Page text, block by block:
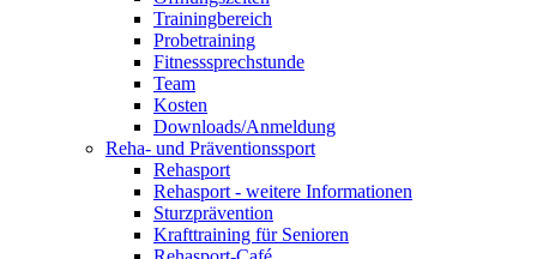
Trainingbereich
Probetraining
Fitnesssprechstunde
Team
Kosten
Downloads/Anmeldung
Reha- und Präventionssport
Rehasport
Rehasport - weitere Informationen
Sturzprävention
Krafttraining für Senioren